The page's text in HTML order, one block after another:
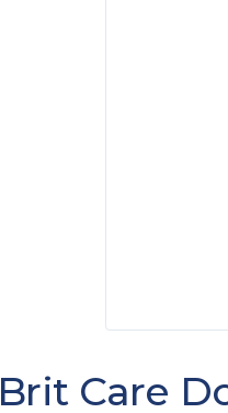
Brit Care